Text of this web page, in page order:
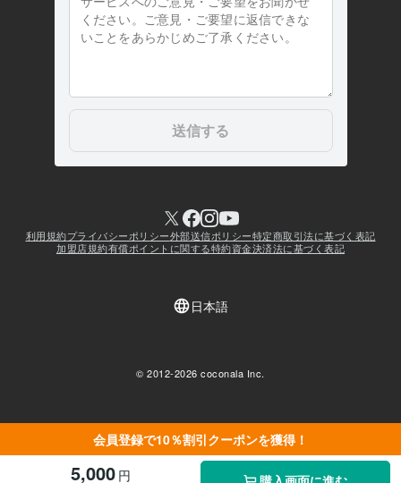
会員登録で10％割引クーポンを獲得！
5,000 円